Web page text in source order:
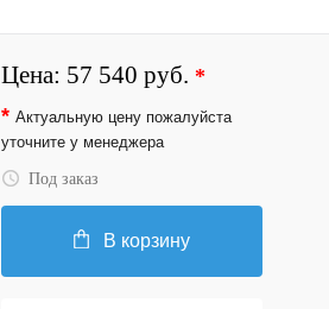
Цена: 57 540 руб. *
* Актуальную цену пожалуйста
уточните у менеджера
Под заказ
В корзину